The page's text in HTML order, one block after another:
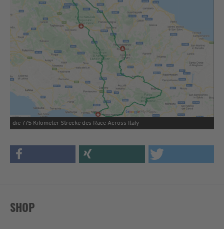
die 775 Kilometer Strecke des Race Across Italy
SHOP